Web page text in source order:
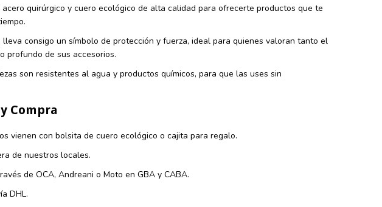
acero quirúrgico y cuero ecológico de alta calidad para ofrecerte productos que te
lleva consigo un símbolo de protección y fuerza, ideal para quienes valoran tanto el
profundo de sus accesorios.
son resistentes al agua y productos químicos, para que las uses sin
Compra
vienen con bolsita de cuero ecológico o cajita para regalo.
de nuestros locales.
de OCA, Andreani o Moto en GBA y CABA.
DHL.